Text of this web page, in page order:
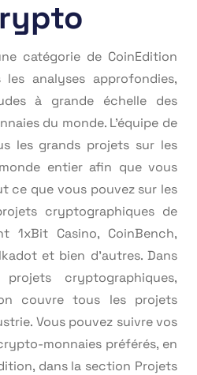
catégorie de CoinEdition
analyses approfondies,
à grande échelle des
du monde. L’équipe de
les grands projets sur les
entier afin que vous
ce que vous pouvez sur les
cryptographiques de
1xBit Casino, CoinBench,
et bien d’autres. Dans
cryptographiques,
couvre tous les projets
Vous pouvez suivre vos
monnaies préférés, en
dans la section Projets